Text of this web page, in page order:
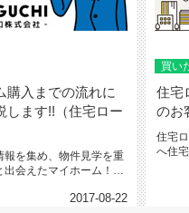
購入までの流れに
します!!（住宅ロー
報を集め、物件見学を重
出会えたマイホーム！契
2017-08-22
買い
住宅
のお
住宅
へ住